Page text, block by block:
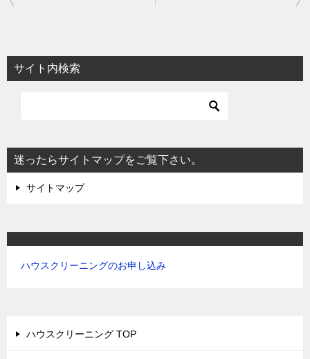
ビ
ゲ
ョ
ン
サイト内検索
迷ったらサイトマップをご覧下さい。
サイトマップ
ハウスクリーニングのお申し込み
ハウスクリーニング TOP